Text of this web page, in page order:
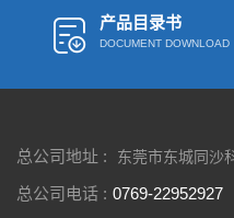
产品目录书
DOCUMENT DOWNLOAD
总公司地址 : 东莞市东城同沙
总公司电话 : 0769-22952927